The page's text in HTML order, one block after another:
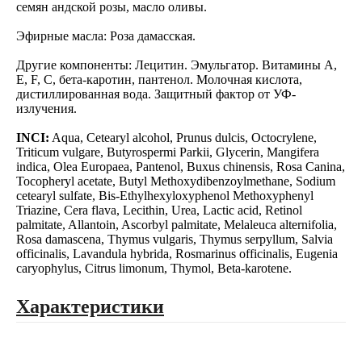
семян андской розы, масло оливы.
Эфирные масла: Роза дамасская.
Другие компоненты: Лецитин. Эмульгатор. Витамины А,
E, F, C, бета-каротин, пантенол. Молочная кислота,
дистиллированная вода. Защитный фактор от УФ-
излучения.
INCI: Aqua, Cetearyl alcohol, Prunus dulcis, Octocrylene,
Triticum vulgare, Butyrospermi Parkii, Glycerin, Mangifera
indica, Olea Europaea, Pantenol, Buxus chinensis, Rosa Canina,
Tocopheryl acetate, Butyl Methoxydibenzoylmethane, Sodium
cetearyl sulfate, Bis-Ethylhexyloxyphenol Methoxyphenyl
Triazine, Cera flava, Lecithin, Urea, Lactic acid, Retinol
palmitate, Allantoin, Ascorbyl palmitate, Melaleuca alternifolia,
Rosa damascena, Thymus vulgaris, Thymus serpyllum, Salvia
officinalis, Lavandula hybrida, Rosmarinus officinalis, Eugenia
caryophylus, Citrus limonum, Thymol, Beta-karotene.
Характеристики